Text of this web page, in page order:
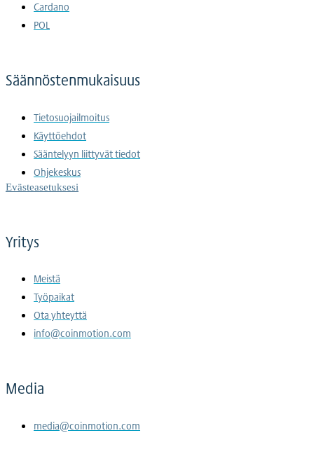
Cardano
POL
Säännöstenmukaisuus
Tietosuojailmoitus
Käyttöehdot
Sääntelyyn liittyvät tiedot
Ohjekeskus
Evästeasetuksesi
Yritys
Meistä
Työpaikat
Ota yhteyttä
info@coinmotion.com
Media
media@coinmotion.com